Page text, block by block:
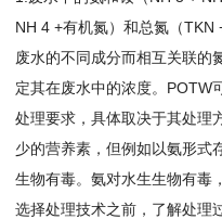
NH 4 +有机氮）和总氮（
废水的不同成分而相互关联的
定其在废水中的浓度。POTW
处理要求，具体取决于其处理
少的营养素，但例如以氨形式
生物有毒。氨对水生生物有毒
选择处理技术之前，了解处理